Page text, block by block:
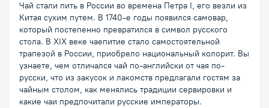
Чай стали пить в России во времена Петра I, его везли из
Китая сухим путем. В 1740-е годы появился самовар,
который постепенно превратился в символ русского
стола. В XIX веке чаепитие стало самостоятельной
трапезой в России, приобрело национальный колорит. Вы
узнаете, чем отличался чай по-английски от чая по-
русски, что из закусок и лакомств предлагали гостям за
чайным столом, как менялись традиции сервировки и
какие чаи предпочитали русские императоры.